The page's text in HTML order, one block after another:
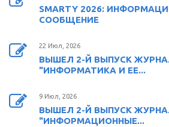
SMARTY 2026:
СООБЩЕНИЕ
22 Июл, 2026
ВЫШЕЛ 2-Й ВЫПУСК
"ИНФОРМАТИКА И ЕЕ...
9 Июл, 2026
ВЫШЕЛ 2-Й ВЫПУСК
"ИНФОРМАЦИОННЫЕ...